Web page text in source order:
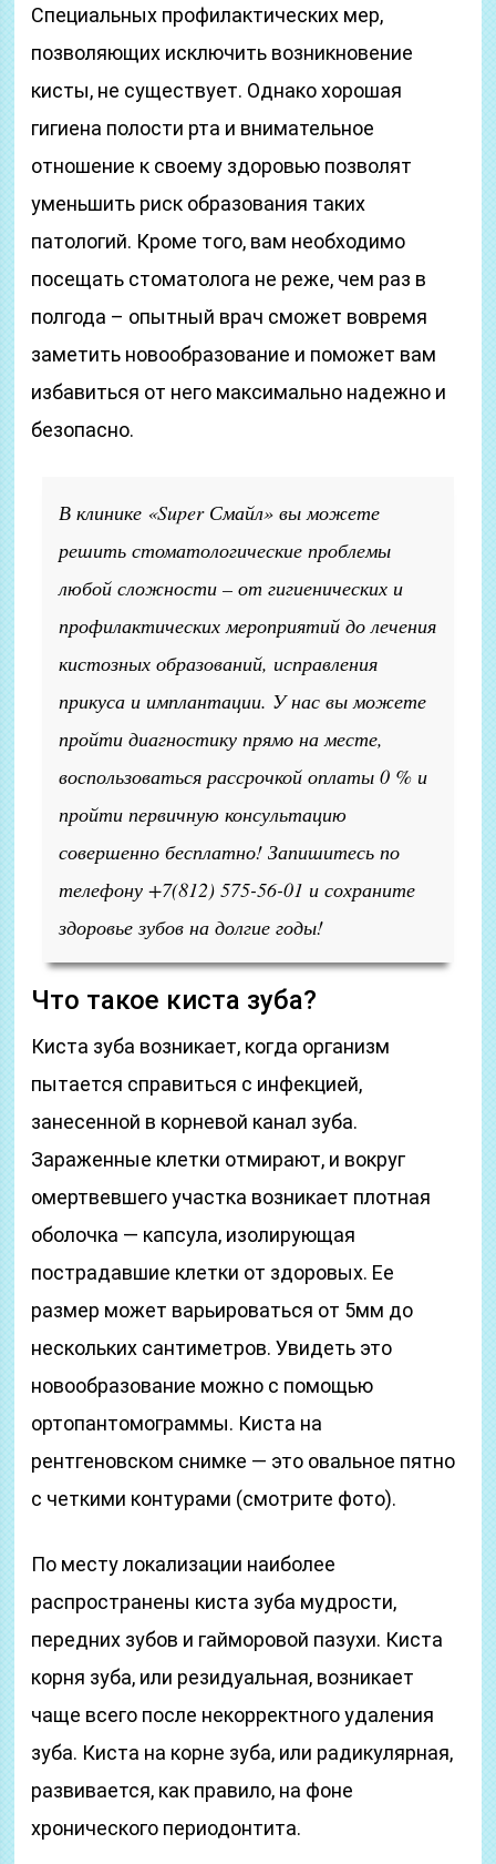
Специальных профилактических мер,
позволяющих исключить возникновение
кисты, не существует. Однако хорошая
гигиена полости рта и внимательное
отношение к своему здоровью позволят
уменьшить риск образования таких
патологий. Кроме того, вам необходимо
посещать стоматолога не реже, чем раз в
полгода – опытный врач сможет вовремя
заметить новообразование и поможет вам
избавиться от него максимально надежно и
безопасно.
В клинике «Super Смайл» вы можете
решить стоматологические проблемы
любой сложности – от гигиенических и
профилактических мероприятий до лечения
кистозных образований, исправления
прикуса и имплантации. У нас вы можете
пройти диагностику прямо на месте,
воспользоваться рассрочкой оплаты 0 % и
пройти первичную консультацию
совершенно бесплатно! Запишитесь по
телефону +7(812) 575-56-01 и сохраните
здоровье зубов на долгие годы!
Что такое киста зуба?
Киста зуба возникает, когда организм
пытается справиться с инфекцией,
занесенной в корневой канал зуба.
Зараженные клетки отмирают, и вокруг
омертвевшего участка возникает плотная
оболочка — капсула, изолирующая
пострадавшие клетки от здоровых. Ее
размер может варьироваться от 5мм до
нескольких сантиметров. Увидеть это
новообразование можно с помощью
ортопантомограммы. Киста на
рентгеновском снимке — это овальное пятно
с четкими контурами (смотрите фото).
По месту локализации наиболее
распространены киста зуба мудрости,
передних зубов и гайморовой пазухи. Киста
корня зуба, или резидуальная, возникает
чаще всего после некорректного удаления
зуба. Киста на корне зуба, или радикулярная,
развивается, как правило, на фоне
хронического периодонтита.